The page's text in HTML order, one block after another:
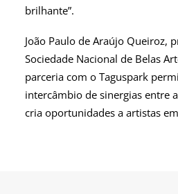
brilhante”.
João Paulo de Araújo Queiroz,
Sociedade Nacional de Belas
parceria com o Taguspark
intercâmbio de sinergias entre
cria oportunidades a artistas